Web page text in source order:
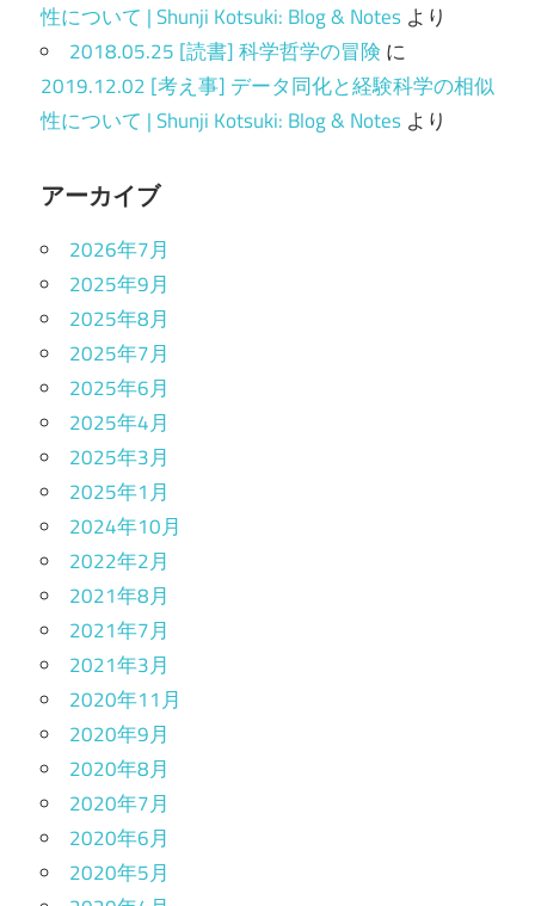
性について | Shunji Kotsuki: Blog & Notes より
2018.05.25 [読書] 科学哲学の冒険 に
2019.12.02 [考え事] データ同化と経験科学の相似
性について | Shunji Kotsuki: Blog & Notes より
アーカイブ
2026年7月
2025年9月
2025年8月
2025年7月
2025年6月
2025年4月
2025年3月
2025年1月
2024年10月
2022年2月
2021年8月
2021年7月
2021年3月
2020年11月
2020年9月
2020年8月
2020年7月
2020年6月
2020年5月